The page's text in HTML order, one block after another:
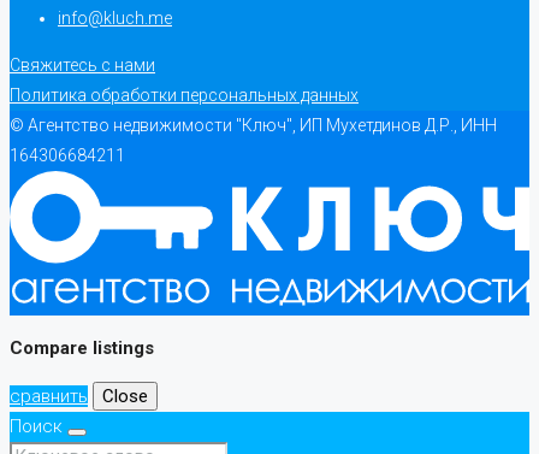
info@kluch.me
Свяжитесь с нами
Политика обработки персональных данных
© Агентство недвижимости "Ключ", ИП Мухетдинов Д.Р., ИНН
164306684211
Compare listings
сравнить
Close
Поиск